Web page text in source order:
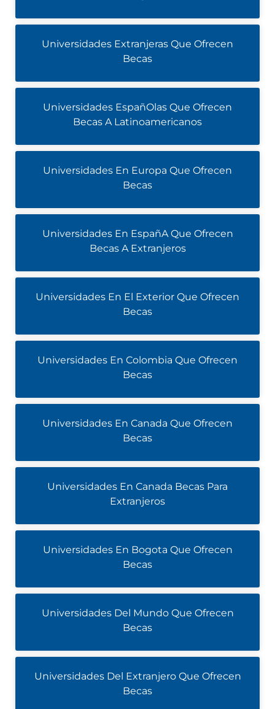
Universidades Extranjeras Que Ofrecen
Becas
Universidades EspañOlas Que Ofrecen
Becas A Latinoamericanos
Universidades En Europa Que Ofrecen
Becas
Universidades En EspañA Que Ofrecen
Becas A Extranjeros
Universidades En El Exterior Que Ofrecen
Becas
Universidades En Colombia Que Ofrecen
Becas
Universidades En Canada Que Ofrecen
Becas
Universidades En Canada Becas Para
Extranjeros
Universidades En Bogota Que Ofrecen
Becas
Universidades Del Mundo Que Ofrecen
Becas
Universidades Del Extranjero Que Ofrecen
Becas